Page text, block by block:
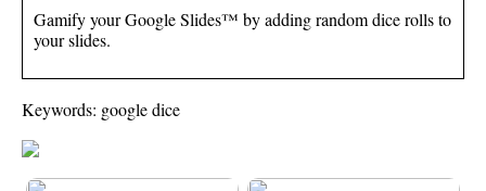
Gamify your Google Slides™ by adding random dice rolls to
your slides.
Keywords: google dice